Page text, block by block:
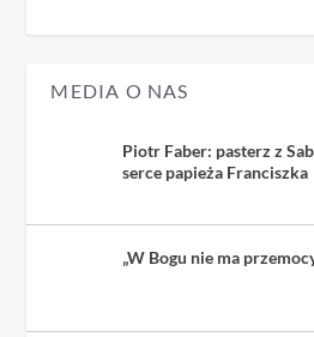
MEDIA O NAS
Piotr Faber: pasterz z
serce papieża Franciszka
„W Bogu nie ma